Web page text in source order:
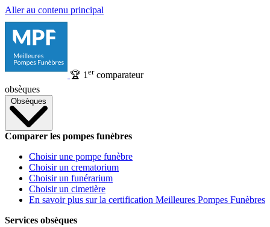
Aller au contenu principal
🏆 1 ercomparateur
obsèques
Obsèques
Comparer les pompes funèbres
Choisir une pompe funèbre
Choisir un crematorium
Choisir un funérarium
Choisir un cimetière
En savoir plus sur la certification Meilleures Pompes Funèbres
Services obsèques